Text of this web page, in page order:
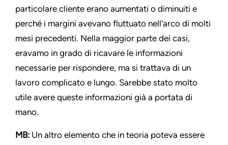
particolare cliente erano aumentati o diminuiti e
perché i margini avevano fluttuato nell'arco di molti
mesi precedenti. Nella maggior parte dei casi,
eravamo in grado di ricavare le informazioni
necessarie per rispondere, ma si trattava di un
lavoro complicato e lungo. Sarebbe stato molto
utile avere queste informazioni già a portata di
mano.
MB: Un altro elemento che in teoria poteva essere